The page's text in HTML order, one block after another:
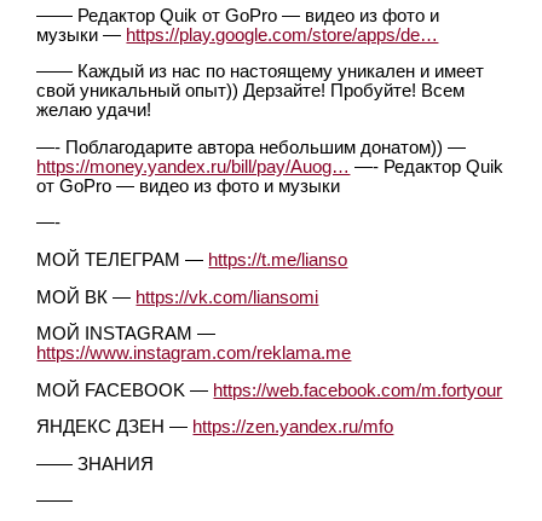
—— Редактор Quik от GoPro — видео из фото и
музыки — https://play.google.com/store/apps/de…
—— Каждый из нас по настоящему уникален и имеет
свой уникальный опыт)) Дерзайте! Пробуйте! Всем
желаю удачи!
—- Поблагодарите автора небольшим донатом)) —
https://money.yandex.ru/bill/pay/Auog… —- Редактор Quik
от GoPro — видео из фото и музыки
—-
МОЙ ТЕЛЕГРАМ — https://t.me/lianso
МОЙ ВК — https://vk.com/liansomi
МОЙ INSTAGRAM —
https://www.instagram.com/reklama.me
МОЙ FACEBOOK — https://web.facebook.com/m.fortyour
ЯНДЕКС ДЗЕН — https://zen.yandex.ru/mfo
—— ЗНАНИЯ
——